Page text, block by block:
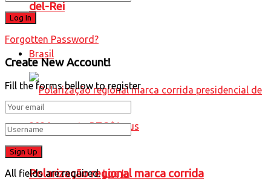
del-Rei
Brasil
Polarização regional marca corrida
Forgotten Password?
Create New Account!
Fill the forms bellow to register
All fields are required. Log In